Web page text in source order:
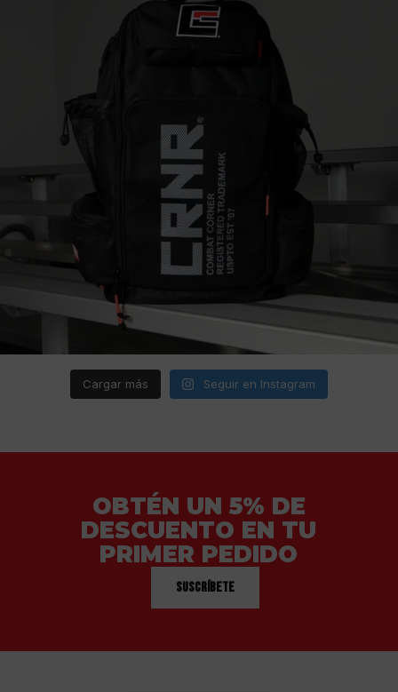
Cargar más Seguir en Instagram
OBTÉN UN 5% DE
DESCUENTO EN TU
PRIMER PEDIDO
Suscríbete